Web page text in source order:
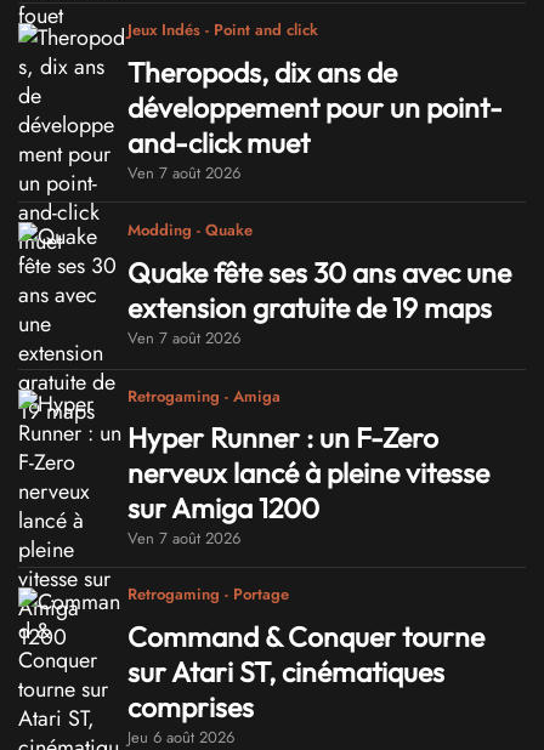
Jeux Indés - Point and click
Theropods, dix ans de
développement pour un point-
and-click muet
Ven 7 août 2026
Modding - Quake
Quake fête ses 30 ans avec une
extension gratuite de 19 maps
Ven 7 août 2026
Retrogaming - Amiga
Hyper Runner : un F-Zero
nerveux lancé à pleine vitesse
sur Amiga 1200
Ven 7 août 2026
Retrogaming - Portage
Command & Conquer tourne
sur Atari ST, cinématiques
comprises
Jeu 6 août 2026